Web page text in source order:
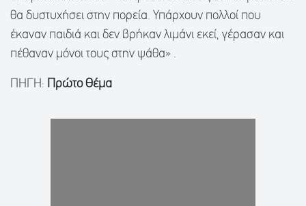
θα δυστυχήσει στην πορεία. Υπάρχουν πολλοί που
έκαναν παιδιά και δεν βρήκαν λιμάνι εκεί, γέρασαν και
πέθαναν μόνοι τους στην ψάθα» .
ΠΗΓΗ: Πρώτο Θέμα